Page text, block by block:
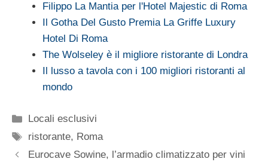
Filippo La Mantia per l'Hotel Majestic di Roma
Il Gotha Del Gusto Premia La Griffe Luxury
Hotel Di Roma
The Wolseley è il migliore ristorante di Londra
Il lusso a tavola con i 100 migliori ristoranti al
mondo
Categorie
Locali esclusivi
Tag
ristorante, Roma
Eurocave Sowine, l’armadio climatizzato per vini